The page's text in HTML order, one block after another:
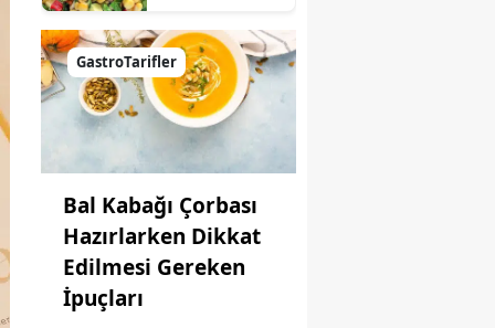
Nasıl Yapılır?
GastroTarifler
Bal Kabağı Çorbası
Hazırlarken Dikkat
Edilmesi Gereken
İpuçları